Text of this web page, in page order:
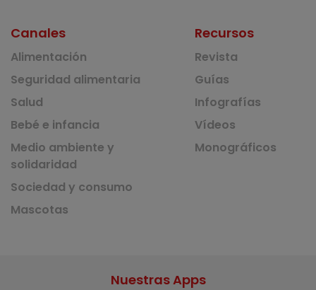
Canales
Alimentación
Seguridad alimentaria
Salud
Bebé e infancia
Medio ambiente y
solidaridad
Sociedad y consumo
Mascotas
Recursos
Revista
Guías
Infografías
Vídeos
Monográficos
Nuestras Apps